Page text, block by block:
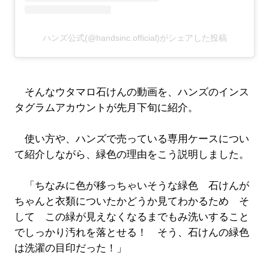
ハンズ公式(@handsinc.official)がシェアした投稿
そんなウタマロ石けんの動画を、ハンズのインス
タグラムアカウントが先月下旬に紹介。
使い方や、ハンズで売っている専用ケースについ
て紹介しながら、緑色の理由をこう説明しました。
「ちなみに色が移っちゃいそうな緑色 石けんが
ちゃんと衣類についたかどうか見てわかるため そ
して この緑が見えなくなるまでもみ洗いすること
でしっかり汚れを落とせる！ そう、石けんの緑色
は洗濯の目印だった！」